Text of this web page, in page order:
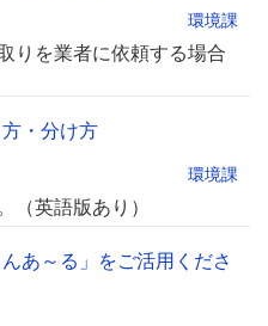
環境課
りを業者に依頼する場合
・分け方
環境課
（英語版あり）
あ～る」をご活用くださ